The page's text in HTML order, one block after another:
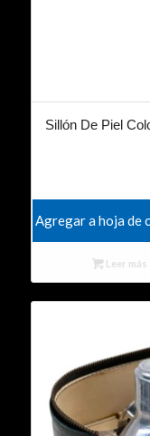
Sillón De Piel
Agregar a hoja de
Leer más